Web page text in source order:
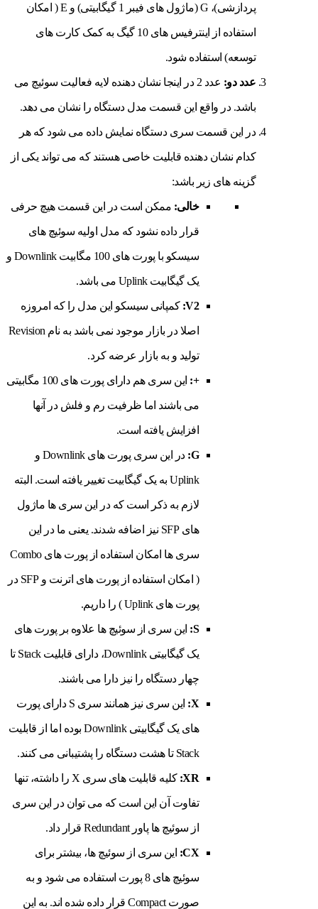
پردازشی)، G (ماژول های فیبر 1 گیگابیتی) و E ( امکان
استفاده از اینترفیس های 10 گیگ به کمک کارت های
توسعه) استفاده شود.
عدد دو: عدد 2 در اینجا نشان دهنده لایه فعالیت سوئیچ می
باشد. در واقع این قسمت مدل دستگاه را نشان می دهد.
در این قسمت سری دستگاه نمایش داده می شود که هر
کدام نشان دهنده قابلیت خاصی هستند که می تواند یکی از
گزینه های زیر باشد:
خالی: ممکن است در این قسمت هیچ حرفی
قرار داده نشود که مدل اولیه سوئیچ های
سیسکو با پورت های 100 مگابیت Downlink و
یک گیگابیت Uplink می باشد.
V2: کمپانی سیسکو این مدل را که امروزه
اصلا در بازار موجود نمی باشد به نام Revision
تولید و به بازار عرضه کرد.
+: این سری هم دارای پورت های 100 مگابیتی
می باشند اما ظرفیت رم و فلش در آنها
افزایش یافته است.
G: در این سری پورت های Downlink و
Uplink به یک گیگابیت تغییر یافته است. البته
لازم به ذکر است که در این سری ها ماژول
های SFP نیز اضافه شدند. یعنی ما در این
سری ها امکان استفاده از پورت های Combo
( امکان استفاده از پورت های اترنت و SFP در
پورت های Uplink ) را داریم.
S: این سری از سوئیچ ها علاوه بر پورت های
یک گیگابیتی Downlink، دارای قابلیت Stack تا
چهار دستگاه را نیز دارا می باشند.
X: این سری نیز همانند سری S دارای پورت
های یک گیگابیتی Downlink بوده اما از قابلیت
Stack تا هشت دستگاه را پشتیبانی می کنند.
XR: کلیه قابلیت های سری X را داشته، تنها
تفاوت آن این است که می توان در این سری
از سوئیچ ها پاور Redundant قرار داد.
CX: این سری از سوئیچ ها، بیشتر برای
سوئیچ های 8 پورت استفاده می شود و به
صورت Compact قرار داده شده اند. به این